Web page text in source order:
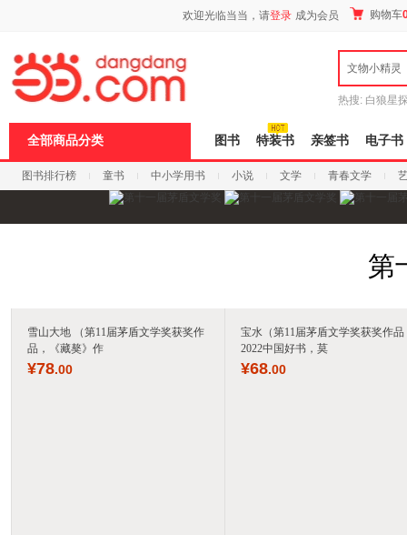
欢迎光临当当，请登录 成为会员 购物车
文物小精灵
热搜: 白狼星
全部商品分类 图书 特装书 亲签书 电子书
图书排行榜 童书 中小学用书 小说 文学 青春文学
进口原版
第
雪山大地 （第11届茅盾文学奖获奖作
品，《藏獒》作
¥78.00
宝水（第11届茅盾文学奖获奖作品
2022中国好书，莫
¥68.00
页
按
加